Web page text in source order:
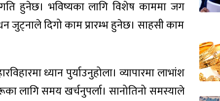
हुनेछ। भविष्यका लागि विशेष काममा जग
जुट्नाले दिगो काम प्रारम्भ हुनेछ। साहसी काम
ध्यान पुर्याउनुहोला। व्यापारमा लाभांश
लागि समय खर्चनुपर्ला। सानोतिनो समस्याले